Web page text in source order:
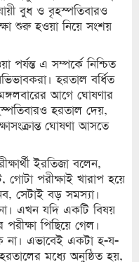
বুধ ও বৃহস্পতিবারও
শুরু হওয়া নিয়ে সংশয়
পর্যন্ত এ সম্পর্কে নিশ্চিত
হরতাল বর্ধিত
আগে ঘোষণার
হরতাল দেয়,
ঘোষণা আসতে
ইরতিজা বলেন,
গোটা পরীক্ষাই খারাপ হয়ে
সেটাই বড় সমস্যা।
এখন যদি একটি বিষয়
পিছিয়ে গেল।
না। এভাবেই একটা হ-য-
মধ্যে অনুষ্ঠিত হয়,